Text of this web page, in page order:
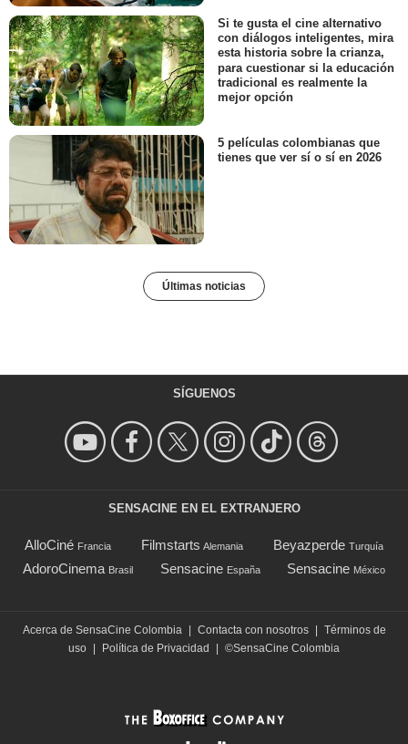
Si te gusta el cine alternativo
con diálogos inteligentes, mira
esta historia sobre la crianza,
para cuestionar si la educación
tradicional es realmente la
mejor opción
5 películas colombianas que
tienes que ver sí o sí en 2026
Últimas noticias
SÍGUENOS
SENSACINE EN EL EXTRANJERO
AlloCiné Francia Filmstarts Alemania Beyazperde Turquía
AdoroCinema Brasil Sensacine España Sensacine México
Acerca de SensaCine Colombia Contacta con nosotros
Términos de
uso
Política de Privacidad ©SensaCine Colombia